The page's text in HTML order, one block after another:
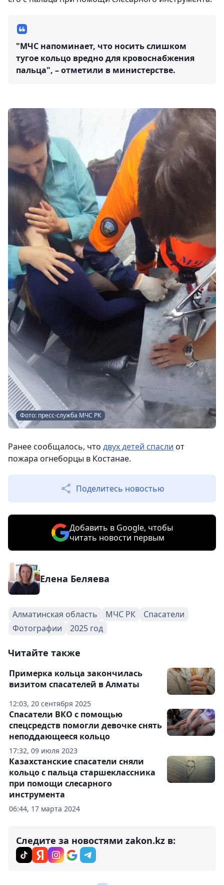
"МЧС напоминает, что носить слишком
тугое кольцо вредно для кровоснабжения
пальца", – отметили в министерстве.
Фото: пресс-служба МЧС РК
Ранее сообщалось, что двух детей спасли от
пожара огнеборцы в Костанае.
Поделитесь новостью
Добавить в Google, чтобы
читать новости первым
Елена Беляева
Алматинская область МЧС РК
Спасатели
Фотографии
2025 год
Читайте также
12:03, 20 сентября 2025
Примерка кольца закончилась
визитом спасателей в Алматы
17:32, 09 июля 2023
Спасатели ВКО с помощью
спецсредств помогли девочке снять
неподдающееся кольцо
06:44, 17 марта 2024
Казахстанские спасатели сняли
кольцо с пальца старшеклассника
при помощи слесарного
инструмента
Следите за новостями zakon.kz в: